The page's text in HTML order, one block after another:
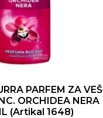
PARFEM ZA VEŠ
ORCHIDEA NERA
(Artikal 1648)